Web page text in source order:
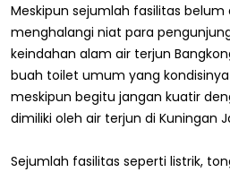
Meskipun sejumlah fasilitas
menghalangi niat para
keindahan alam air terjun
buah toilet umum yang
meskipun begitu jangan kuatir
dimiliki oleh air terjun di Kuningan
Sejumlah fasilitas seperti listrik,